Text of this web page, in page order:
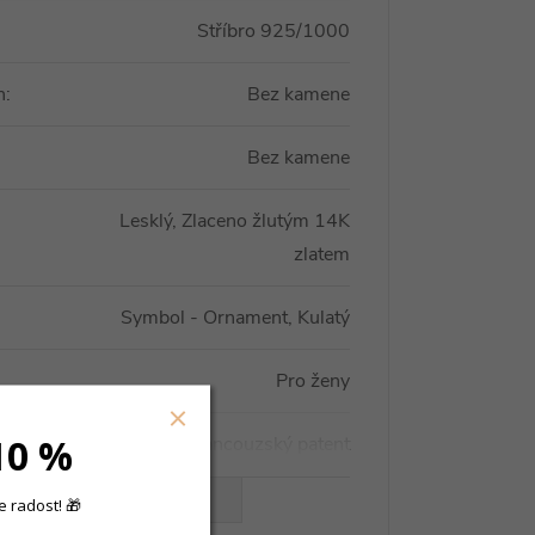
Stříbro 925/1000
: Bez kamene
Bez kamene
Lesklý, Zlaceno žlutým 14K
zlatem
Symbol - Ornament, Kulatý
Pro ženy
VŠECHNY PARAMETRY
%
radost! 🎁